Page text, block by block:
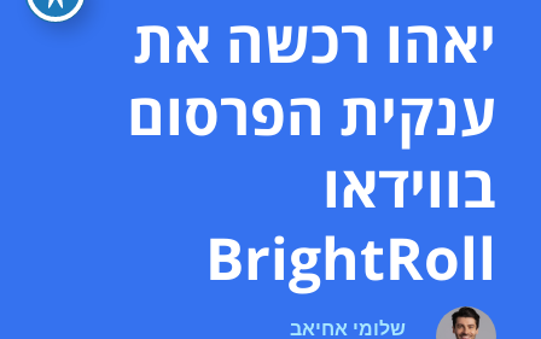
יאהו רכשה את
ענקית הפרסום
בווידאו
BrightRoll
שלומי אחיאב